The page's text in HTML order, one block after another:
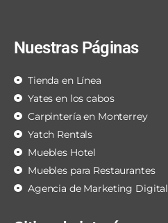
Nuestras Páginas
Tienda en Línea
Yates en los cabos
Carpintería en Monterrey
Yatch Rentals
Muebles Hotel
Muebles para Restaurantes
Agencia de Marketing Digital